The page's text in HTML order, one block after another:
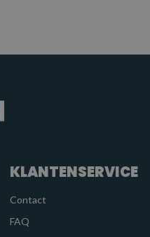
KLANTENSERVICE
Contact
FAQ